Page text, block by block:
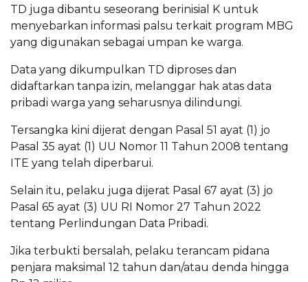
TD juga dibantu seseorang berinisial K untuk
menyebarkan informasi palsu terkait program MBG
yang digunakan sebagai umpan ke warga.
Data yang dikumpulkan TD diproses dan
didaftarkan tanpa izin, melanggar hak atas data
pribadi warga yang seharusnya dilindungi.
Tersangka kini dijerat dengan Pasal 51 ayat (1) jo
Pasal 35 ayat (1) UU Nomor 11 Tahun 2008 tentang
ITE yang telah diperbarui.
Selain itu, pelaku juga dijerat Pasal 67 ayat (3) jo
Pasal 65 ayat (3) UU RI Nomor 27 Tahun 2022
tentang Perlindungan Data Pribadi.
Jika terbukti bersalah, pelaku terancam pidana
penjara maksimal 12 tahun dan/atau denda hingga